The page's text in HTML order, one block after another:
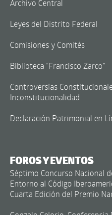
Archivo Central
Leyes del Distrito Federal
Comisiones y Comités
Biblioteca "Francisco Zarco"
Controversias
Inconstitucionalidad
Declaración Patrimonial en
FOROS Y EVENTOS
Séptimo Concurso Nacional
Entorno al Código
Cuarta Edición del Premio